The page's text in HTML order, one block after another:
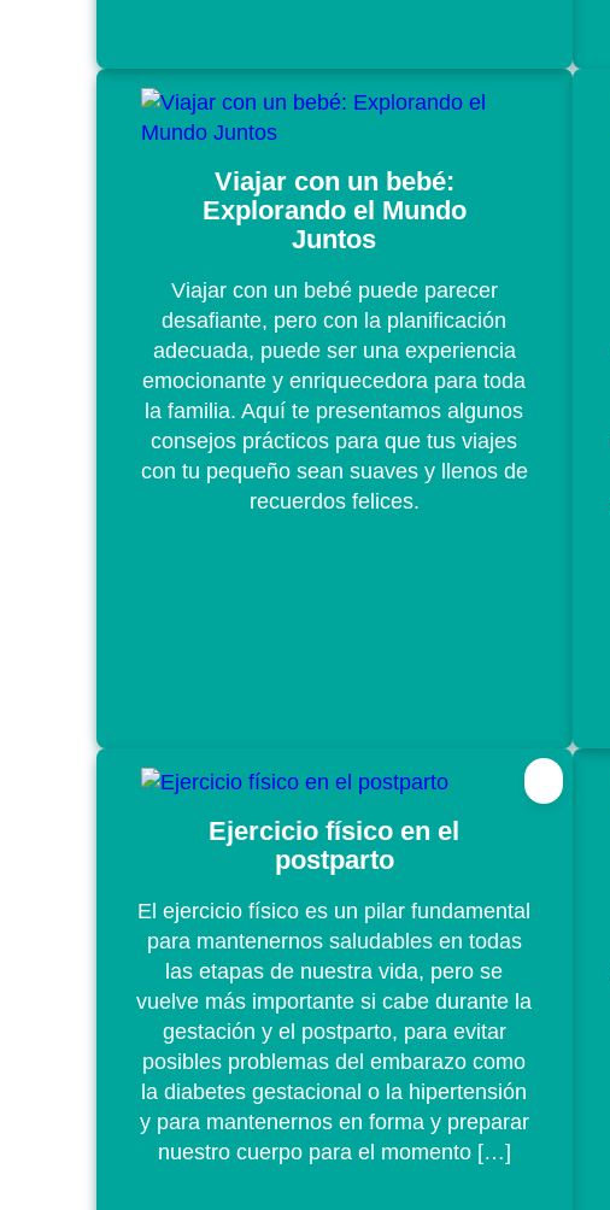
Viajar con un bebé:
Explorando el Mundo
Juntos
Viajar con un bebé puede parecer
desafiante, pero con la planificación
adecuada, puede ser una experiencia
emocionante y enriquecedora para toda
la familia. Aquí te presentamos algunos
consejos prácticos para que tus viajes
con tu pequeño sean suaves y llenos de
recuerdos felices.
Ejercicio físico en el
postparto
El ejercicio físico es un pilar fundamental
para mantenernos saludables en todas
las etapas de nuestra vida, pero se
vuelve más importante si cabe durante la
gestación y el postparto, para evitar
posibles problemas del embarazo como
la diabetes gestacional o la hipertensión
y para mantenernos en forma y preparar
nuestro cuerpo para el momento […]